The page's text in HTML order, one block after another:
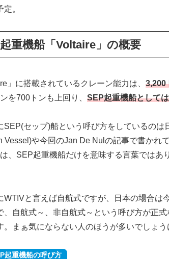
。
重機船「Voltaire」の概要
」に搭載されているクレーン能力は、 3,200
を700トンも上回り、 SEP起重機船として
セップ)船という呼び方をしているのは
Vessel)や今回のJan De Nulの記事で書かれ
、SEP起重機船だけを意味する言葉ではあ
と言えば自航式ですが、日本の場合は
、自航式～、非自航式～という呼び方が正
。まぁ気にならない人のほうが多いでしょ
起重機船の呼び方